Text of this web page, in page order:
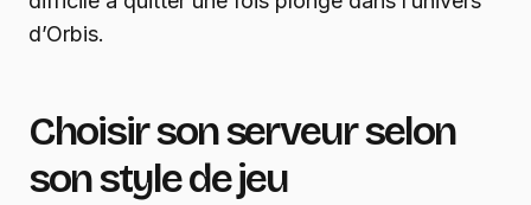
d’Orbis.
Choisir son serveur selon
son style de jeu